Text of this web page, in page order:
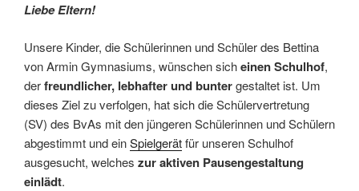
Liebe Eltern!
Unsere Kinder, die Schülerinnen und Schüler des Bettina
von Armin Gymnasiums, wünschen sicheinen Schulhof,
derfreundlicher, lebhafter und buntergestaltet ist. Um
dieses Ziel zu verfolgen, hat sich die Schülervertretung
(SV) des BvAs mit den jüngeren Schülerinnen und Schülern
abgestimmt und einSpielgerätfür unseren Schulhof
ausgesucht, welches zur aktiven Pausengestaltung
einlädt.